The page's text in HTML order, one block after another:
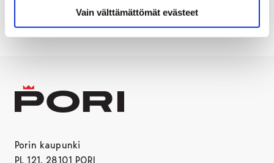
Vain välttämättömät evästeet
Porin kaupunki
PL 121, 28101 PORI